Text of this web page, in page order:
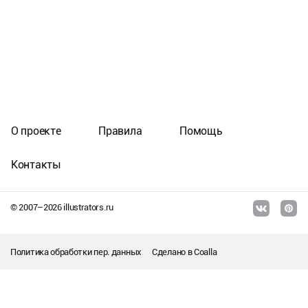
© 2007–2026illustrators.ru
О проекте Правила Помощь
Контакты
Политика обработки пер. данных Сделано вCoalla